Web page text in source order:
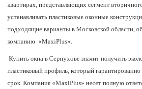
квартирах, представляющих сегмент
устанавливать пластиковые оконные
подходящие варианты в Московской области,
компанию «MaxiPlus».
Купить окна в Серпухове значит получить
пластиковый профиль, который
срок. Компания «MaxiPlus» несет полную